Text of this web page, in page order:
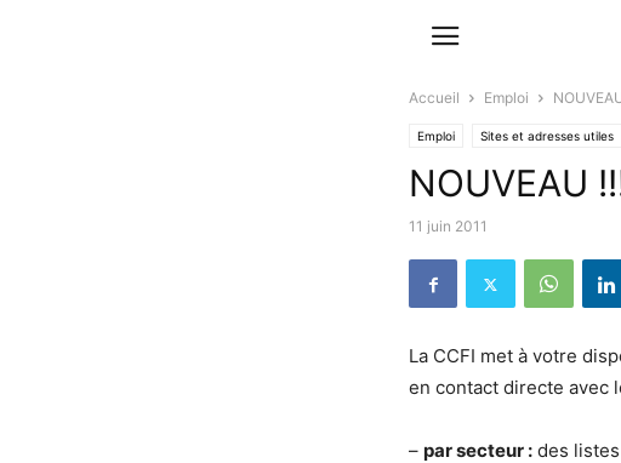
Accueil Emploi
Emploi Sites et adresses utiles
NOUVEAU
11 juin 2011
La CCFI met à votre
en contact directe avec
– par secteur : des